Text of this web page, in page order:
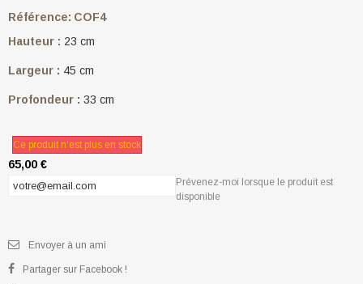
Référence: COF4
Hauteur : 23 cm
Largeur : 45 cm
Profondeur : 33 cm
Ce produit n'est plus en stock
65,00 €
Prévenez-moi lorsque le produit est
disponible
Envoyer à un ami
Partager sur Facebook !